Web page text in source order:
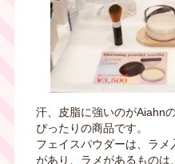
汗、皮脂に強いのがAiahn
ぴったりの商品です。
フェイスパウダーは、ラ
があり、ラメがあるもの